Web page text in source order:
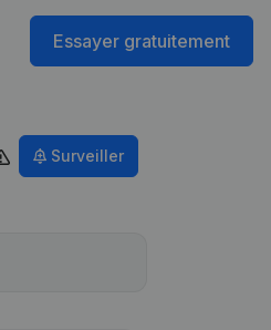
Essayer gratuitement
Surveiller